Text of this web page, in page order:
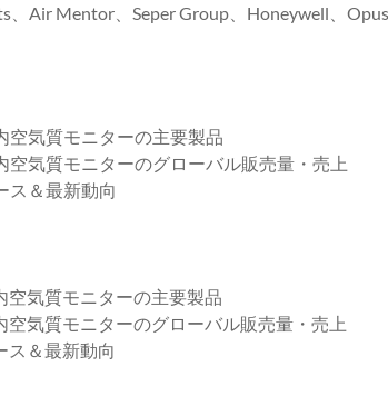
Air Mentor、Seper Group、Honeywell、
気質モニターの主要製品
気質モニターのグローバル販売量・売上
＆最新動向
気質モニターの主要製品
気質モニターのグローバル販売量・売上
＆最新動向